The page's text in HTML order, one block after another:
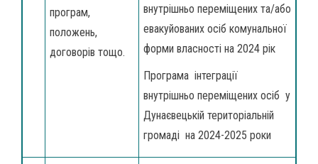
програм,
положень,
договорів тощо.
внутрішньо переміщених та/або
евакуйованих осіб комунальної
форми власності на 2024 рік
Програма інтеграції
внутрішньо переміщених осіб у
Дунаєвецькій територіальній
громаді на 2024-2025 роки